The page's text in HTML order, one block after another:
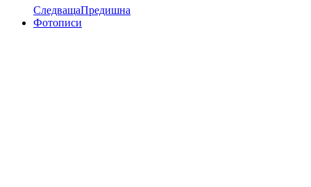
СледващаПредишна
Фотописи